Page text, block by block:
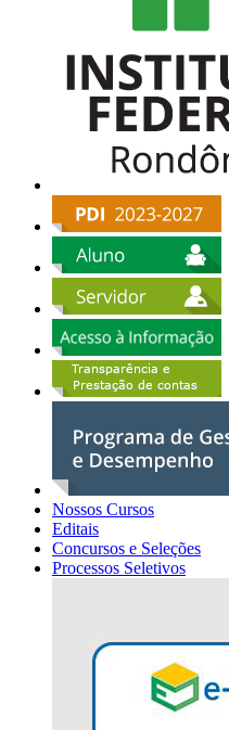
Nossos Cursos
Editais
Concursos e Seleções
Processos Seletivos